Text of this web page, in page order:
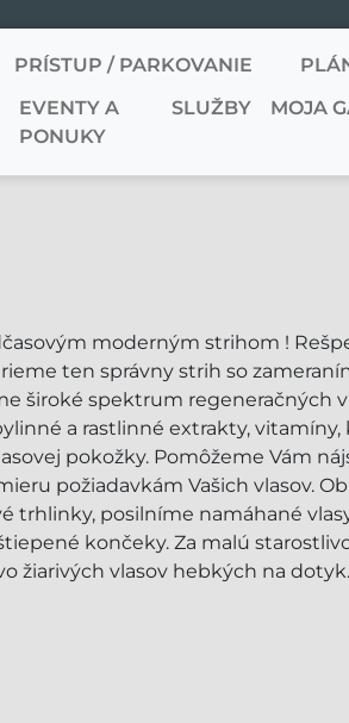
PRÍSTUP / PARKOVANIE
EVENTY A
PONUKY
SLUŽBY MOJA
moderným strihom !
ten správny strih so
široké spektrum regeneračných
a rastlinné extrakty,
pokožky. Pomôžeme Vám
požiadavkám Vašich vlasov.
trhlinky, posilníme namáhané
končeky. Za malú
žiarivých vlasov hebkých na dotyk.